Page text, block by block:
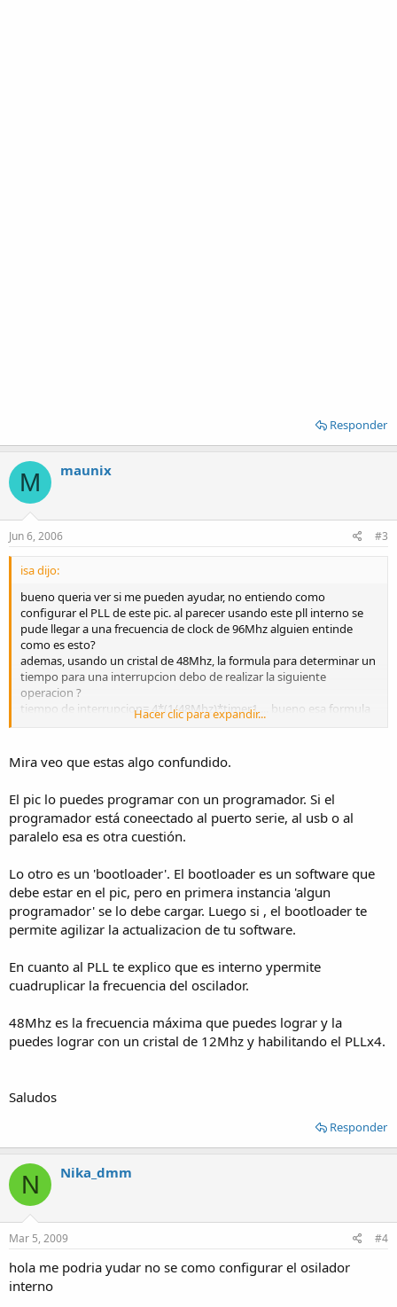
Responder
M maunix
Jun 6, 2006 #3
isa dijo:
bueno queria ver si me pueden ayudar, no entiendo como
configurar el PLL de este pic. al parecer usando este pll interno se
pude llegar a una frecuencia de clock de 96Mhz alguien entinde
como es esto?
ademas, usando un cristal de 48Mhz, la formula para determinar un
tiempo para una interrupcion debo de realizar la siguiente
operacion ?
tiempo de interrupcion= 4*(1/48Mhz)*timer1.... bueno esa formula
usaba para 16f877a pero usando 20Mhz... para este pic no se si sea
ademas este pic tambien se pude programar usando puerto
paralelo o solo usb?
isa
Hacer clic para expandir...
Mira veo que estas algo confundido.
El pic lo puedes programar con un programador. Si el
programador está coneectado al puerto serie, al usb o al
paralelo esa es otra cuestión.
Lo otro es un 'bootloader'. El bootloader es un software que
debe estar en el pic, pero en primera instancia 'algun
programador' se lo debe cargar. Luego si , el bootloader te
permite agilizar la actualizacion de tu software.
En cuanto al PLL te explico que es interno ypermite
cuadruplicar la frecuencia del oscilador.
48Mhz es la frecuencia máxima que puedes lograr y la
puedes lograr con un cristal de 12Mhz y habilitando el PLLx4.
Saludos
Responder
N Nika_dmm
Mar 5, 2009 #4
hola me podria yudar no se como configurar el osilador
interno